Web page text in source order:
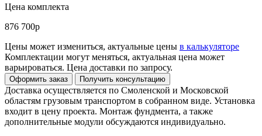
Цена комплекта
876 700р
Цены может измениться, актуальные цены в калькуляторе
Комплектации могут меняться, актуальная цена может
варьироваться. Цена доставки по запросу.
Доставка осуществляется по Смоленской и Московской
областям грузовым транспортом в собранном виде. Установка
входит в цену проекта. Монтаж фундмента, а также
дополнительные модули обсуждаются индивидуально.